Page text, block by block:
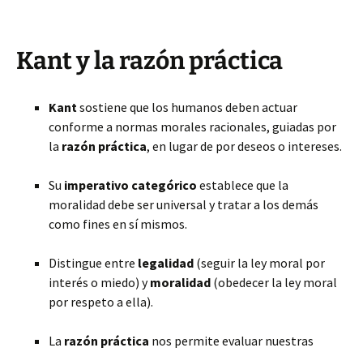
Kant y la razón práctica
Kantsostiene que los humanos deben actuar
conforme a normas morales racionales, guiadas por
la razón práctica, en lugar de por deseos o intereses.
Su imperativo categórico establece que la
moralidad debe ser universal y tratar a los demás
como fines en sí mismos.
Distingue entre legalidad (seguir la ley moral por
interés o miedo) ymoralidad (obedecer la ley moral
por respeto a ella).
La razón práctica nos permite evaluar nuestras